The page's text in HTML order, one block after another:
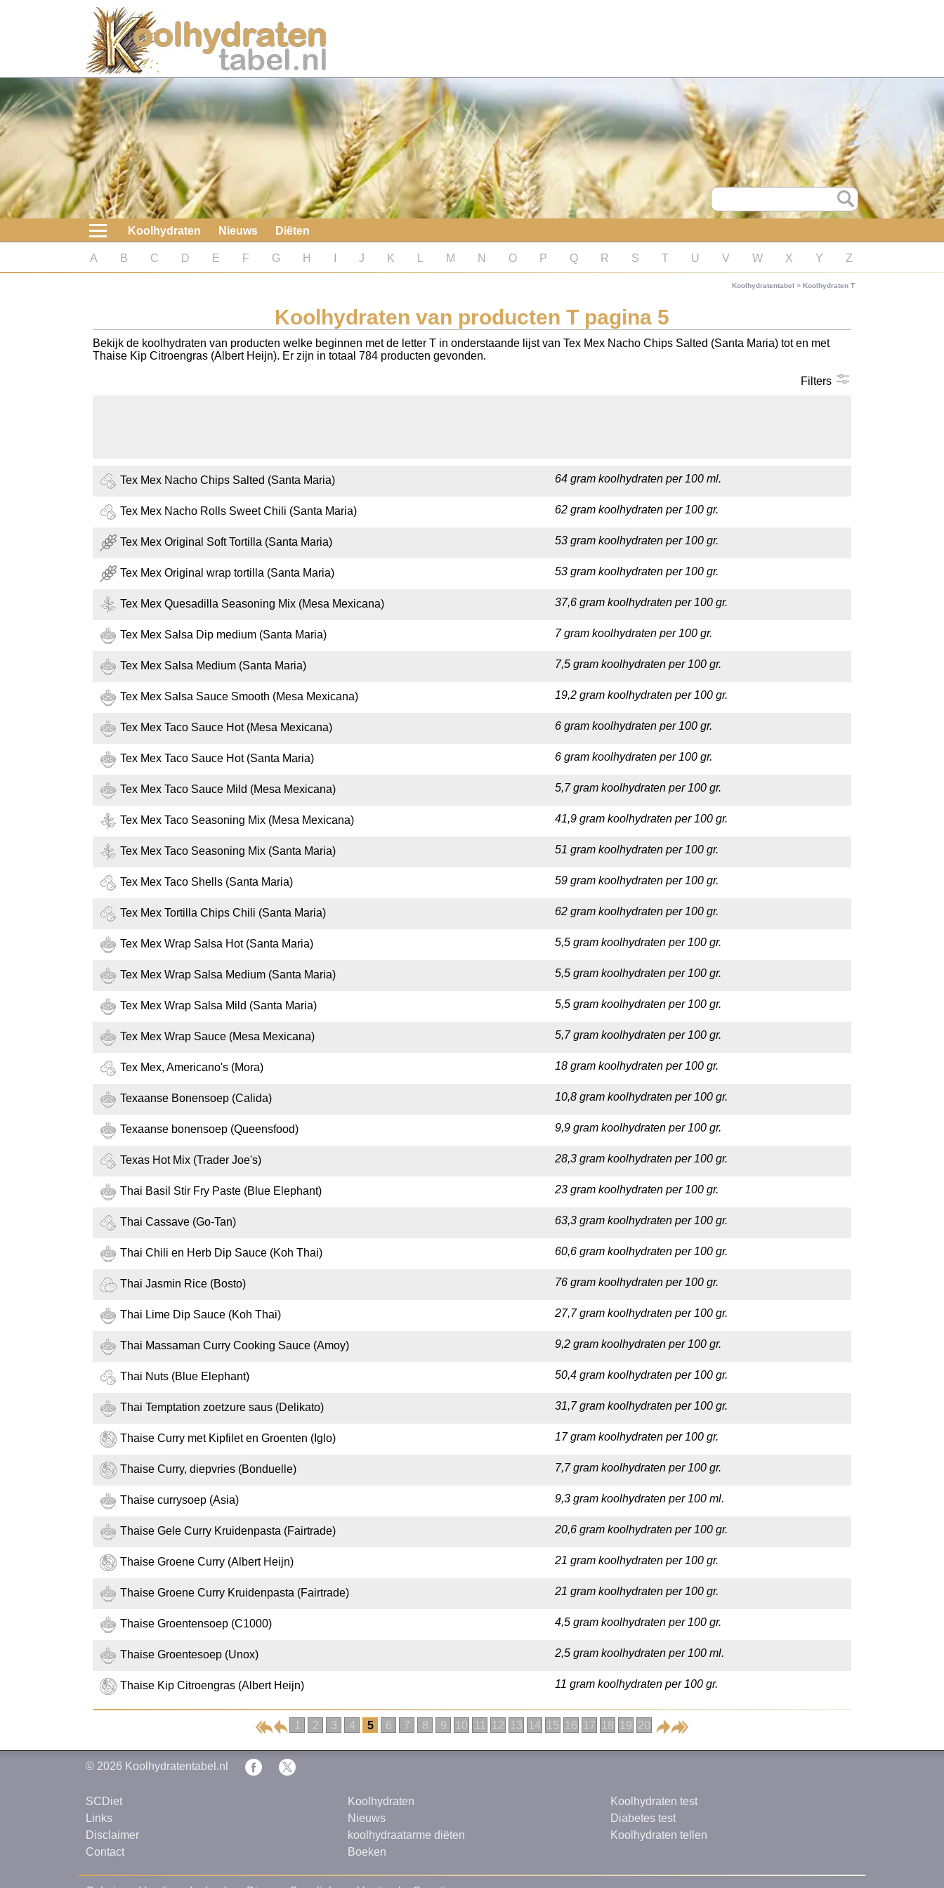
Koolhydraten
Nieuws
Koolhydraatarme diëten
Boeken
koolhydraatarme diëten
Diabetes test
Koolhydraten tellen
Koolhydraten Nieuws Diëten
A B C D E F G H J K M N O P Q R S T U V W X Y Z
Koolhydratentabel > Koolhydraten T
Koolhydraten van producten T pagina 5
Bekijk de koolhydraten van producten welke beginnen met de letter T in onderstaande lijst van Tex Mex Nacho Chips Salted (Santa Maria) tot en met
Thaise Kip Citroengras (Albert Heijn). Er zijn in totaal 784 producten gevonden.
Filters
Tex Mex Nacho Chips Salted (Santa Maria) 64 gram koolhydraten per 100 ml.
Tex Mex Nacho Rolls Sweet Chili (Santa Maria) 62 gram koolhydraten per 100 gr.
Tex Mex Original Soft Tortilla (Santa Maria) 53 gram koolhydraten per 100 gr.
Tex Mex Original wrap tortilla (Santa Maria) 53 gram koolhydraten per 100 gr.
Tex Mex Quesadilla Seasoning Mix (Mesa Mexicana) 37,6 gram koolhydraten per 100 gr.
Tex Mex Salsa Dip medium (Santa Maria) 7 gram koolhydraten per 100 gr.
Tex Mex Salsa Medium (Santa Maria) 7,5 gram koolhydraten per 100 gr.
Tex Mex Salsa Sauce Smooth (Mesa Mexicana) 19,2 gram koolhydraten per 100 gr.
Tex Mex Taco Sauce Hot (Mesa Mexicana) 6 gram koolhydraten per 100 gr.
Tex Mex Taco Sauce Hot (Santa Maria) 6 gram koolhydraten per 100 gr.
Tex Mex Taco Sauce Mild (Mesa Mexicana) 5,7 gram koolhydraten per 100 gr.
Tex Mex Taco Seasoning Mix (Mesa Mexicana) 41,9 gram koolhydraten per 100 gr.
Tex Mex Taco Seasoning Mix (Santa Maria) 51 gram koolhydraten per 100 gr.
Tex Mex Taco Shells (Santa Maria) 59 gram koolhydraten per 100 gr.
Tex Mex Tortilla Chips Chili (Santa Maria) 62 gram koolhydraten per 100 gr.
Tex Mex Wrap Salsa Hot (Santa Maria) 5,5 gram koolhydraten per 100 gr.
Tex Mex Wrap Salsa Medium (Santa Maria) 5,5 gram koolhydraten per 100 gr.
Tex Mex Wrap Salsa Mild (Santa Maria) 5,5 gram koolhydraten per 100 gr.
Tex Mex Wrap Sauce (Mesa Mexicana) 5,7 gram koolhydraten per 100 gr.
Tex Mex, Americano's (Mora) 18 gram koolhydraten per 100 gr.
Texaanse Bonensoep (Calida) 10,8 gram koolhydraten per 100 gr.
Texaanse bonensoep (Queensfood) 9,9 gram koolhydraten per 100 gr.
Texas Hot Mix (Trader Joe's) 28,3 gram koolhydraten per 100 gr.
Thai Basil Stir Fry Paste (Blue Elephant) 23 gram koolhydraten per 100 gr.
Thai Cassave (Go-Tan) 63,3 gram koolhydraten per 100 gr.
Thai Chili en Herb Dip Sauce (Koh Thai) 60,6 gram koolhydraten per 100 gr.
Thai Jasmin Rice (Bosto) 76 gram koolhydraten per 100 gr.
Thai Lime Dip Sauce (Koh Thai) 27,7 gram koolhydraten per 100 gr.
Thai Massaman Curry Cooking Sauce (Amoy) 9,2 gram koolhydraten per 100 gr.
Thai Nuts (Blue Elephant) 50,4 gram koolhydraten per 100 gr.
Thai Temptation zoetzure saus (Delikato) 31,7 gram koolhydraten per 100 gr.
Thaise Curry met Kipfilet en Groenten (Iglo) 17 gram koolhydraten per 100 gr.
Thaise Curry, diepvries (Bonduelle) 7,7 gram koolhydraten per 100 gr.
Thaise currysoep (Asia) 9,3 gram koolhydraten per 100 ml.
Thaise Gele Curry Kruidenpasta (Fairtrade) 20,6 gram koolhydraten per 100 gr.
Thaise Groene Curry (Albert Heijn) 21 gram koolhydraten per 100 gr.
Thaise Groene Curry Kruidenpasta (Fairtrade) 21 gram koolhydraten per 100 gr.
Thaise Groentensoep (C1000) 4,5 gram koolhydraten per 100 gr.
Thaise Groentesoep (Unox) 2,5 gram koolhydraten per 100 ml.
Thaise Kip Citroengras (Albert Heijn) 11 gram koolhydraten per 100 gr.
1 2 3 4 5 6 7 8 9 10 11 12 13 14 15 16 17 18 19 20
© 2026 Koolhydratentabel.nl
SCDiet
Links
Disclaimer
Contact
Koolhydraten
Nieuws
koolhydraatarme diëten
Boeken
Koolhydraten test
Diabetes test
Koolhydraten tellen